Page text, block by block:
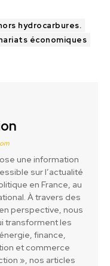
hydrocarbures.
économiques
une information
sur l’actualité
en France, au
À travers des
perspective, nous
transforment les
finance,
et commerce
», nos articles